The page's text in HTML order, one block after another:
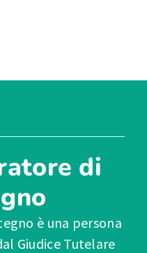
di
è una persona
Giudice Tutelare